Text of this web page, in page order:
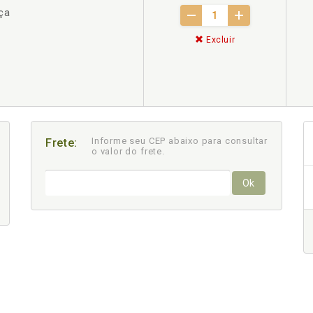
Excluir
Frete:
Informe seu CEP abaixo para consultar
o valor do frete.
Ok